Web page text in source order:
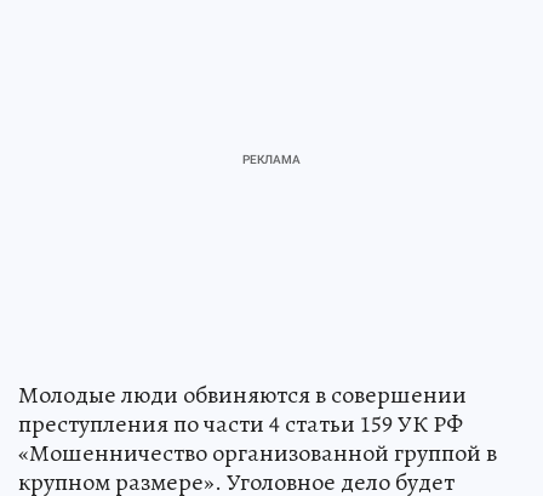
Молодые люди обвиняются в совершении
преступления по части 4 статьи 159 УК РФ
«Мошенничество организованной группой в
крупном размере». Уголовное дело будет